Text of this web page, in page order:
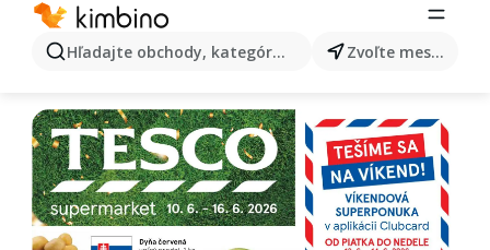
Hľadajte obchody, kategórie, produkty... Zvoľte mesto